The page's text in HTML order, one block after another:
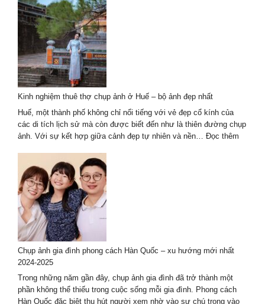
Ảnh
Gia
Đình
Mùa
Hè
Tại
Đà
Nẵng
Với
Khung
Cảnh
Tuyệt
Kinh nghiệm thuê thợ chụp ảnh ở Huế – bộ ảnh đẹp nhất
Huế, một thành phố không chỉ nổi tiếng với vẻ đẹp cổ kính của
các di tích lịch sử mà còn được biết đến như là thiên đường chụp
ảnh. Với sự kết hợp giữa cảnh đẹp tự nhiên và nền… Đọc thêm
Chụp ảnh gia đình phong cách Hàn Quốc – xu hướng mới nhất
2024-2025
Trong những năm gần đây, chụp ảnh gia đình đã trở thành một
phần không thể thiếu trong cuộc sống mỗi gia đình. Phong cách
Hàn Quốc đặc biệt thu hút người xem nhờ vào sự chú trọng vào